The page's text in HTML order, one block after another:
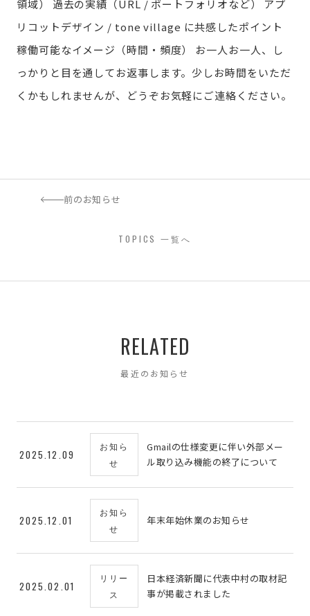
領域） 過去の実績（URL / ポートフォリオなど）
アプ
リコットデザイン / tone village に共感したポイント
稼働可能なイメージ（時間・頻度）
お一人お一人、し
っかりと目を通してお返事します。少しお時間をいただ
くかもしれませんが、どうぞお気軽にご連絡ください。
前のお知らせ
TOPICS 一覧へ
RELATED
最近のお知らせ
2025.12.09
お知ら
せ
Gmailの仕様変更に伴い外部メー
ル取り込み機能の終了について
2025.12.01
お知ら
せ
年末年始休業のお知らせ
2025.02.01
リリー
ス
日本経済新聞に代表中村の取材記
事が掲載されました